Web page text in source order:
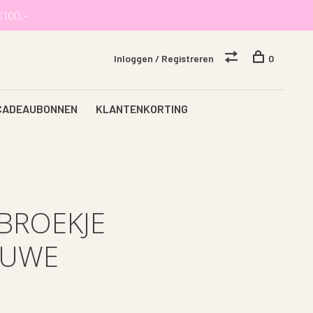
KLANTENKORTING
Inloggen / Registreren 0